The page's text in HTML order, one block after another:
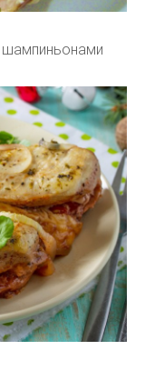
шампиньонами